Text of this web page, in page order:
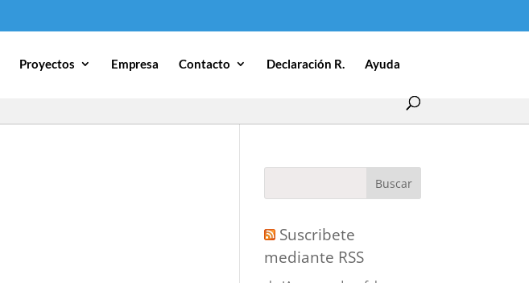
Proyectos Empresa Contacto Declaración R. Ayuda
Suscribete
mediante RSS